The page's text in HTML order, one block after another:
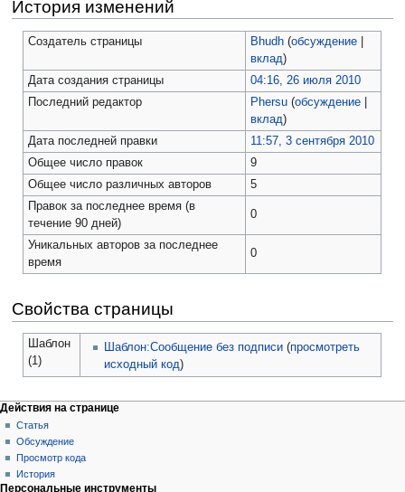
История изменений
Создатель страницы Bhudh (обсуждение
вклад)
Дата создания страницы
04:16, 26 июля 2010
Последний редактор
Phersu (обсуждение
вклад)
Дата последней правки
11:57, 3 сентября 2010
Общее число правок
9
Общее число различных авторов
5
Правок за последнее время (в
течение 90 дней)
0
Уникальных авторов за последнее
время
0
Свойства страницы
Шаблон
(1)
Шаблон:Сообщение без подписи(просмотреть
исходный код)
Действия на странице
Статья
Обсуждение
Просмотр кода
История
Персональные инструменты